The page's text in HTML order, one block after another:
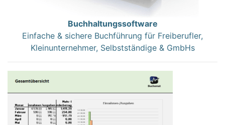
Buchhaltungssoftware
Einfache & sichere Buchführung für Freiberufler,
Kleinunternehmer, Selbstständige & GmbHs